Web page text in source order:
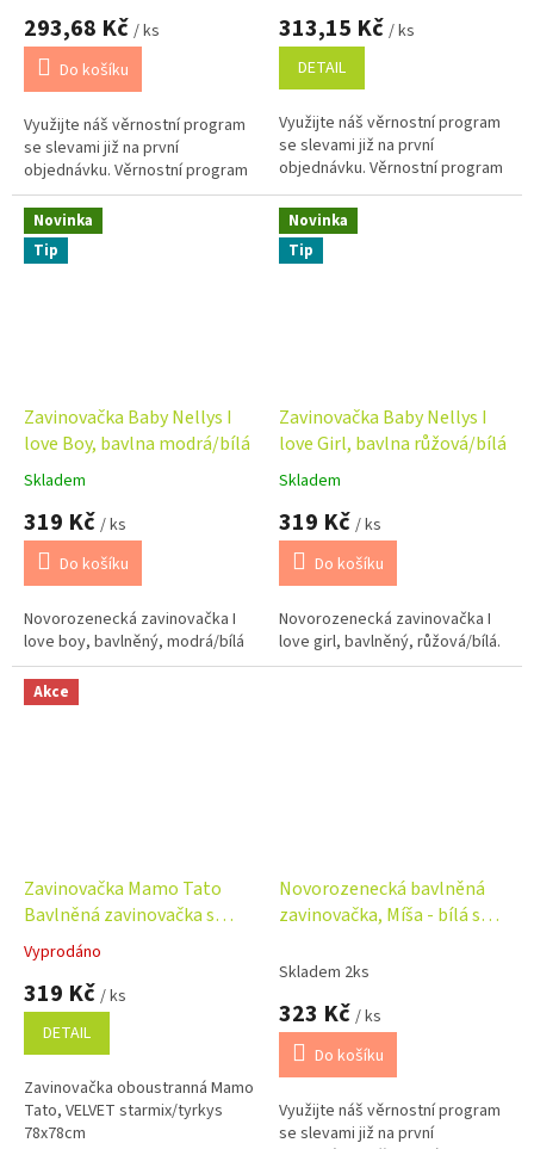
293,68 Kč / ks
Do košíku
Využijte náš věrnostní program
se slevami již na první
objednávku. Věrnostní program
313,15 Kč / ks
DETAIL
Využijte náš věrnostní program
se slevami již na první
objednávku. Věrnostní program
Novinka
Tip
Zavinovačka Baby Nellys I
love Boy, bavlna modrá/bílá
Průměrné
hodnocení
produktu
5,0
5
hvězdiček.
Skladem
319 Kč / ks
Do košíku
Novorozenecká zavinovačka I
love boy, bavlněný, modrá/bílá
Novinka
Tip
Zavinovačka Baby Nellys I
love Girl, bavlna růžová/bílá
Průměrné
hodnocení
produktu
5,0
5
hvězdiček.
Skladem
319 Kč / ks
Do košíku
Novorozenecká zavinovačka I
love girl, bavlněný, růžová/bílá.
Akce
Zavinovačka Mamo Tato
Bavlněná zavinovačka s
výztuží Srdíčka, pudrová
78x78cm
Průměrné
hodnocení
produktu
5,0
5
hvězdiček.
Vyprodáno
319 Kč / ks
DETAIL
Zavinovačka oboustranná Mamo
Tato, VELVET starmix/tyrkys
78x78cm
Novorozenecká bavlněná
zavinovačka, Míša - bílá s
Skladem 2ks
323 Kč / ks
Do košíku
Využijte náš věrnostní program
se slevami již na první